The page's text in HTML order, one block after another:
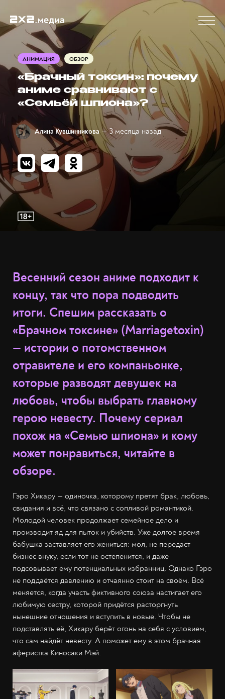
АНИМАЦИЯ ОБЗОР
«Брачный токсин»: почему
аниме сравнивают с
«Семьёй шпиона»?
Алина Кувшинникова — 3 месяца назад
Весенний сезон аниме подходит к
концу, так что пора подводить
итоги. Спешим рассказать о
«Брачном токсине» (Marriagetoxin)
— истории о потомственном
отравителе и его компаньонке,
которые разводят девушек на
любовь, чтобы выбрать главному
герою невесту. Почему сериал
похож на «Семью шпиона» и кому
может понравиться, читайте в
обзоре.
Гэро Хикару — одиночка, которому претят брак, любовь,
свидания и всё, что связано с сопливой романтикой.
Молодой человек продолжает семейное дело и
производит яд для пыток и убийств. Уже долгое время
бабушка заставляет его жениться: мол, не передаст
бизнес внуку, если тот не остепенится, и даже
подсовывает ему потенциальных избранниц. Однако Гэро
не поддаётся давлению и отчаянно стоит на своём. Всё
меняется, когда участь фиктивного союза настигает его
любимую сестру, которой придётся расторгнуть
нынешние отношения и вступить в новые. Чтобы не
подставлять её, Хикару берёт огонь на себя с условием,
что сам найдёт невесту. А поможет ему в этом брачная
аферистка Киносаки Мэй.